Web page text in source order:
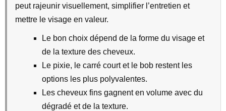
peut rajeunir visuellement, simplifier l’entretien et
mettre le visage en valeur.
Le bon choix dépend de la forme du visage et
de la texture des cheveux.
Le pixie, le carré court et le bob restent les
options les plus polyvalentes.
Les cheveux fins gagnent en volume avec du
dégradé et de la texture.